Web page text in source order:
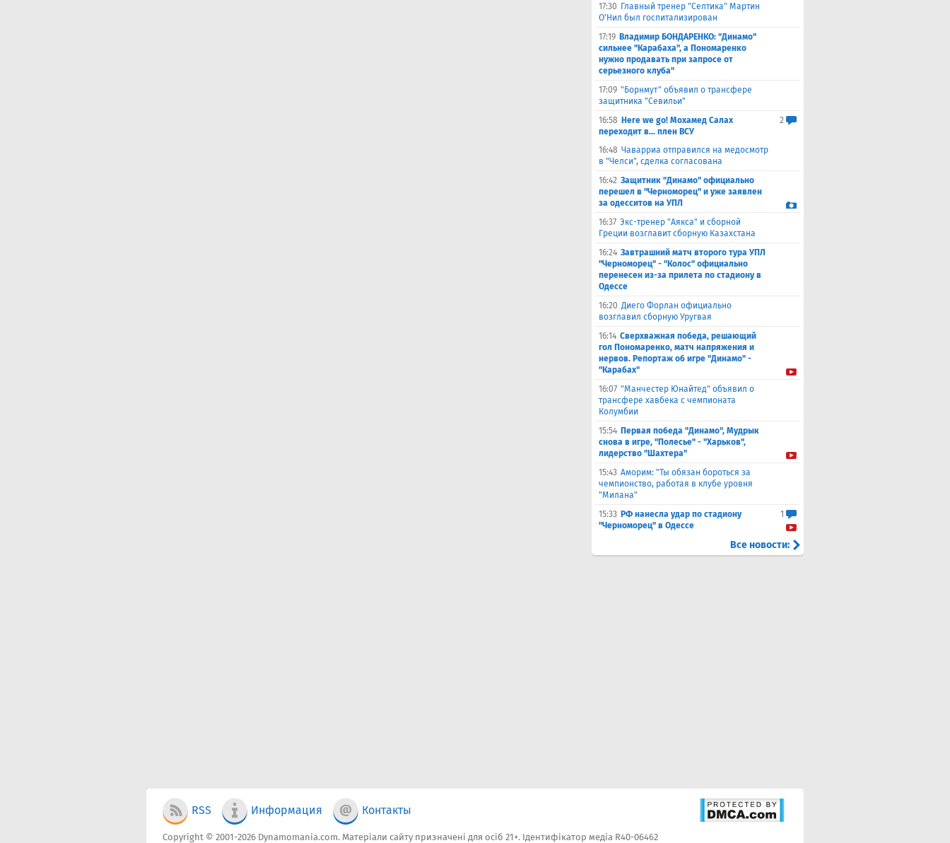
17:30 Главный тренер "Селтика" Мартин
О'Нил был госпитализирован
17:19 Владимир БОНДАРЕНКО: "Динамо"
сильнее "Карабаха", а Пономаренко
нужно продавать при запросе от
серьезного клуба"
17:09 "Борнмут" объявил о трансфере
защитника "Севильи"
16:58 Here we go! Мохамед Салах
переходит в... плен ВСУ
2
16:48 Чаварриа отправился на медосмотр
в "Челси", сделка согласована
16:42 Защитник "Динамо" официально
перешел в "Черноморец" и уже заявлен
за одесситов на УПЛ
16:37 Экс-тренер "Аякса" и сборной
Греции возглавит сборную Казахстана
16:24 Завтрашний матч второго тура УПЛ
"Черноморец" - "Колос" официально
перенесен из-за прилета по стадиону в
Одессе
16:20 Диего Форлан официально
возглавил сборную Уругвая
16:14 Сверхважная победа, решающий
гол Пономаренко, матч напряжения и
нервов. Репортаж об игре "Динамо" -
"Карабах"
16:07 "Манчестер Юнайтед" объявил о
трансфере хавбека с чемпионата
Колумбии
15:54 Первая победа "Динамо", Мудрык
снова в игре, "Полесье" - "Харьков",
лидерство "Шахтера"
15:43 Аморим: "Ты обязан бороться за
чемпионство, работая в клубе уровня
"Милана"
15:33 РФ нанесла удар по стадиону
"Черноморец" в Одессе
1
Все новости:
RSS Информация Контакты
Copyright © 2001-2026 Dynamomania.com. Матеріали сайту призначені для осіб 21+. Ідентифікатор медіа R40-06462